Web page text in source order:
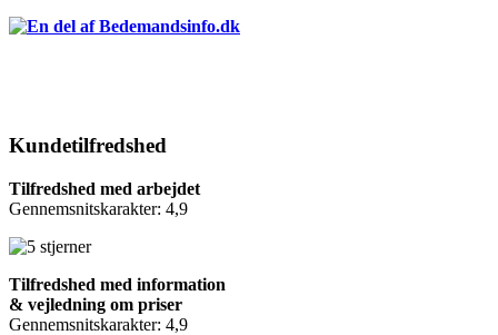
Kundetilfredshed
Tilfredshed med arbejdet
Gennemsnitskarakter: 4,9
Tilfredshed med information
& vejledning om priser
Gennemsnitskarakter: 4,9